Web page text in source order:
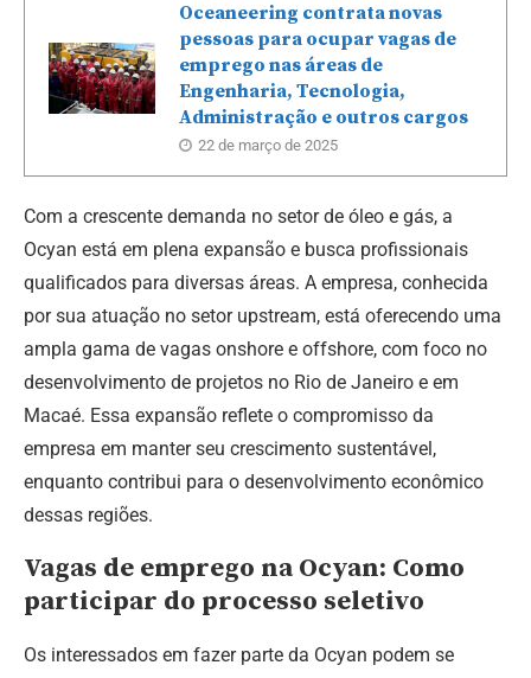
Oceaneering contrata novas
pessoas para ocupar vagas de
emprego nas áreas de
Engenharia, Tecnologia,
Administração e outros cargos
22 de março de 2025
Com a crescente demanda no setor de óleo e gás, a
Ocyan está em plena expansão e busca profissionais
qualificados para diversas áreas. A empresa, conhecida
por sua atuação no setor upstream, está oferecendo uma
ampla gama de vagas onshore e offshore, com foco no
desenvolvimento de projetos no Rio de Janeiro e em
Macaé. Essa expansão reflete o compromisso da
empresa em manter seu crescimento sustentável,
enquanto contribui para o desenvolvimento econômico
dessas regiões.
Vagas de emprego na Ocyan: Como
participar do processo seletivo
Os interessados em fazer parte da Ocyan podem se